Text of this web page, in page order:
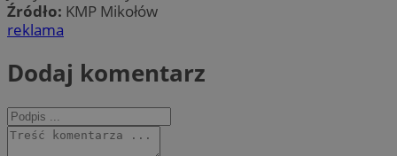
Źródło: KMP Mikołów
reklama
Dodaj komentarz